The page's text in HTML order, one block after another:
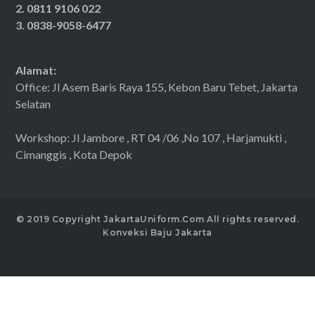
2. 0811 9106 022
3. 0838-9058-6477
Alamat:
Office: Jl Asem Baris Raya 155, Kebon Baru Tebet, Jakarta
Selatan
Workshop: Jl Jambore , RT 04 /06 ,No 107 , Harjamukti ,
Cimanggis , Kota Depok
© 2019 Copyright JakartaUniform.Com All rights reserved.
Konveksi Baju Jakarta